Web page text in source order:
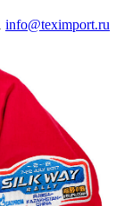
info@teximport.ru